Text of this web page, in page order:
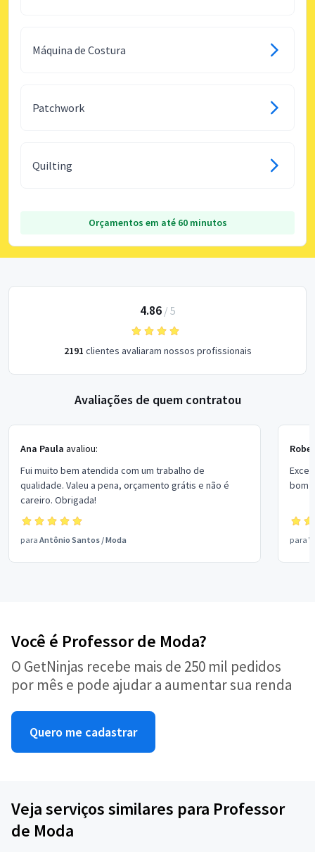
Máquina de Costura
Patchwork
Quilting
Orçamentos em até 60 minutos
4.86/ 5
2191 clientes avaliaram nossos profissionais
Avaliações de quem contratou
Ana Paula avaliou:
Fui muito bem atendida com um trabalho de
qualidade. Valeu a pena, orçamento grátis e não é
careiro. Obrigada!
para Antônio Santos /Moda
bom
para
Você é Professor de Moda?
O GetNinjas recebe mais de 250 mil pedidos
por mês e pode ajudar a aumentar sua renda
Quero me cadastrar
Veja serviços similares para Professor
de Moda